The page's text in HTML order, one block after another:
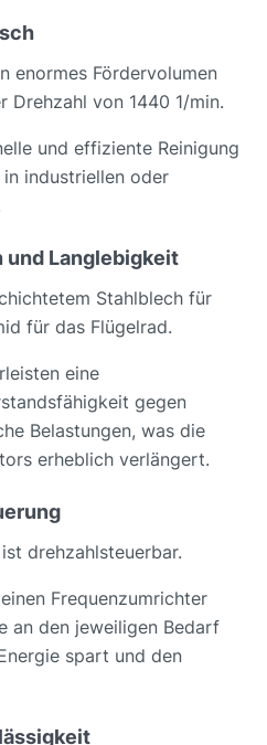
enormes Fördervolumen
Drehzahl von 1440 1/min.
und effiziente Reinigung
industriellen oder
und Langlebigkeit
Stahlblech für
für das Flügelrad.
eine
gegen
Belastungen, was die
erheblich verlängert.
drehzahlsteuerbar.
Frequenzumrichter
an den jeweiligen Bedarf
spart und den